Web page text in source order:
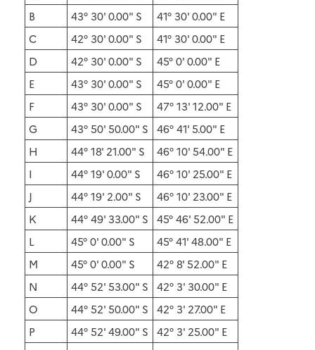
B
43° 30' 0.00" S
41° 30' 0.00" E
C
42° 30' 0.00" S
41° 30' 0.00" E
D
42° 30' 0.00" S
45° 0' 0.00" E
E
43° 30' 0.00" S
45° 0' 0.00" E
F
43° 30' 0.00" S
47° 13' 12.00" E
G
43° 50' 50.00" S
46° 41' 5.00" E
H
44° 18' 21.00" S
46° 10' 54.00" E
I
44° 19' 0.00" S
46° 10' 25.00" E
J
44° 19' 2.00" S
46° 10' 23.00" E
K
44° 49' 33.00" S
45° 46' 52.00" E
L
45° 0' 0.00" S
45° 41' 48.00" E
M
45° 0' 0.00" S
42° 8' 52.00" E
N
44° 52' 53.00" S
42° 3' 30.00" E
O
44° 52' 50.00" S
42° 3' 27.00" E
P
44° 52' 49.00" S
42° 3' 25.00" E